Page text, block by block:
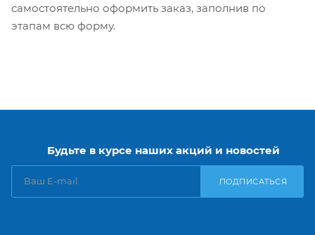
самостоятельно оформить заказ, заполнив по
этапам всю форму.
Будьте в курсе наших акций и новостей
ПОДПИСАТЬСЯ